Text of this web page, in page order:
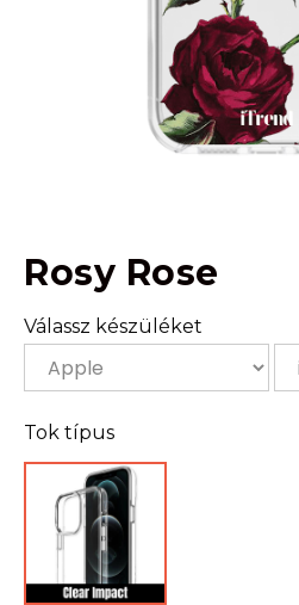
Rosy Rose
Válassz készüléket
Tok típus